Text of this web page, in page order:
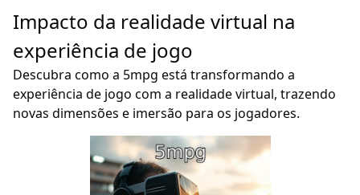
Impacto da realidade virtual na
experiência de jogo
Descubra como a 5mpg está transformando a
experiência de jogo com a realidade virtual, trazendo
novas dimensões e imersão para os jogadores.